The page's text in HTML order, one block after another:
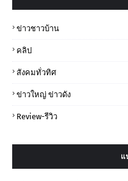
ข่าวชาวบ้าน
คลิป
สังคมทั่วทิศ
ข่าวใหญ่ ข่าวดัง
Review-รีวิว
แ